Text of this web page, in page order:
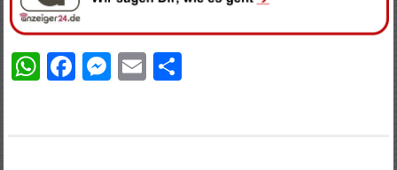
WhatsApp
Facebook
Messenger
EmailTeilen